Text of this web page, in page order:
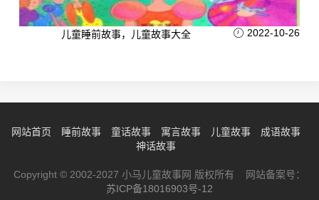
儿童睡前故事，儿童故事大全 2022-10-26
网站首页 睡前故事 童话故事 寓言故事 儿童故事
成语故事
神话故事
Copyright © 2002-2027 小马儿童故事网 版权所有 网站备案号：
苏ICP备18016903号-12